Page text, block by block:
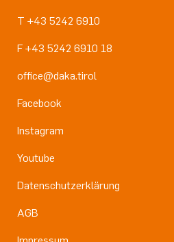
T +43 5242 6910
F +43 5242 6910 18
office@daka.tirol
Facebook
Instagram
Youtube
Datenschutzerklärung
AGB